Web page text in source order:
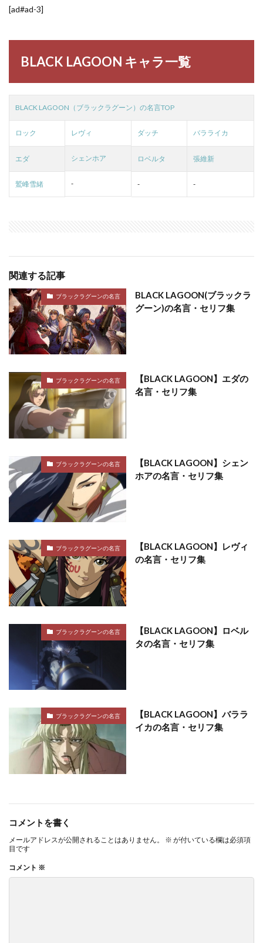
[ad#ad-3]
BLACK LAGOON キャラ一覧
BLACK LAGOON（ブラックラグーン）の名言TOP
ロック レヴィ ダッチ バラライカ
エダ シェンホア ロベルタ 張維新
鷲峰雪緒 - - -
関連する記事
ブラックラグーンの名言
BLACK LAGOON(ブラックラ
グーン)の名言・セリフ集
ブラックラグーンの名言
【BLACK LAGOON】エダの
名言・セリフ集
ブラックラグーンの名言
【BLACK LAGOON】シェン
ホアの名言・セリフ集
ブラックラグーンの名言
【BLACK LAGOON】レヴィ
の名言・セリフ集
ブラックラグーンの名言
【BLACK LAGOON】ロベル
タの名言・セリフ集
ブラックラグーンの名言
【BLACK LAGOON】バララ
イカの名言・セリフ集
コメントを書く
メールアドレスが公開されることはありません。 ※ が付いている欄は必須項
目です
コメント ※